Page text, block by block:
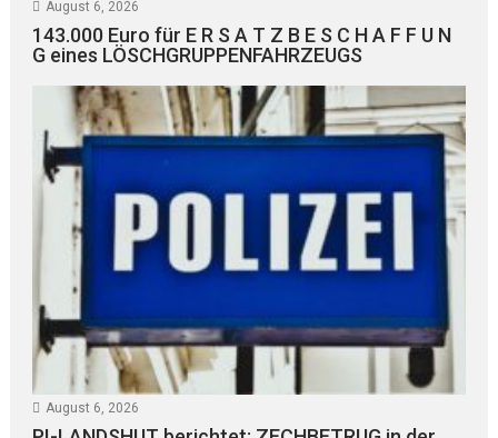
August 6, 2026
143.000 Euro für E R S A T Z B E S C H A F F U N
G eines LÖSCHGRUPPENFAHRZEUGS
August 6, 2026